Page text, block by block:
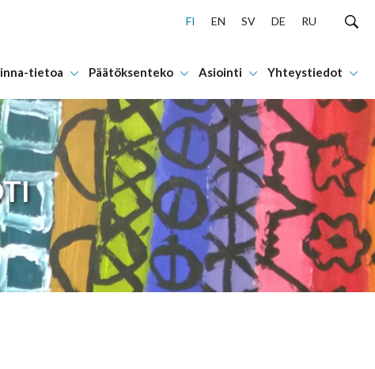
FI EN SV DE RU
tietoa Päätöksenteko Asiointi Yhteystiedot